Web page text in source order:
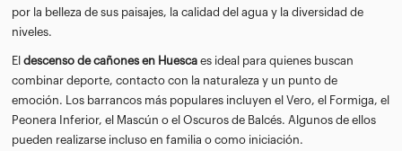
por la belleza de sus paisajes, la calidad del agua y la diversidad de
niveles.
El descenso de cañones en Huesca es ideal para quienes buscan
combinar deporte, contacto con la naturaleza y un punto de
emoción. Los barrancos más populares incluyen el Vero, el Formiga, el
Peonera Inferior, el Mascún o el Oscuros de Balcés. Algunos de ellos
pueden realizarse incluso en familia o como iniciación.